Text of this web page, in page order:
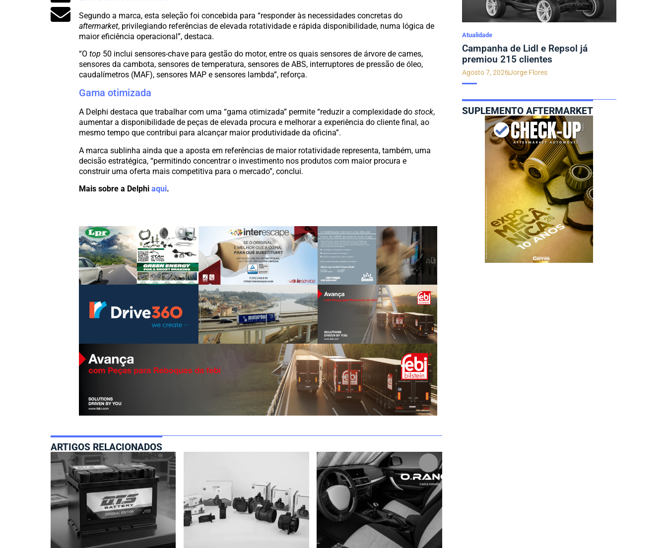
Segundo a marca, esta seleção foi concebida para “responder às necessidades concretas do
aftermarket, privilegiando referências de elevada rotatividade e rápida disponibilidade, numa lógica de
maior eficiência operacional”, destaca.
“O top 50 inclui sensores-chave para gestão do motor, entre os quais sensores de árvore de cames,
sensores da cambota, sensores de temperatura, sensores de ABS, interruptores de pressão de óleo,
caudalímetros (MAF), sensores MAP e sensores lambda”, reforça.
Gama otimizada
A Delphi destaca que trabalhar com uma “gama otimizada” permite “reduzir a complexidade dostock,
aumentar a disponibilidade de peças de elevada procura e melhorar a experiência do cliente final, ao
mesmo tempo que contribui para alcançar maior produtividade da oficina”.
A marca sublinha ainda que a aposta em referências de maior rotatividade representa, também, uma
decisão estratégica, “permitindo concentrar o investimento nos produtos com maior procura e
construir uma oferta mais competitiva para o mercado”, conclui.
Mais sobre a Delphiaqui.
ARTIGOS RELACIONADOS
Atualidade
Campanha de Lidl e Repsol já
premiou 215 clientes
Agosto 7, 2026Jorge Flores
SUPLEMENTO AFTERMARKET